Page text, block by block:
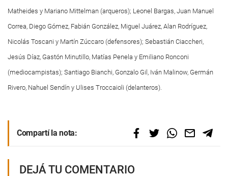
Matheides y Mariano Mittelman (arqueros); Leonel Bargas, Juan Manuel
Correa, Diego Gómez, Fabián González, Miguel Juárez, Alan Rodríguez,
Nicolás Toscani y Martín Zúccaro (defensores); Sebastián Ciaccheri,
Jesús Díaz, Gastón Minutillo, Matías Penela y Emiliano Ronconi
(mediocampistas); Santiago Bianchi, Gonzalo Gil, Iván Malinow, Germán
Rivero, Nahuel Sendín y Ulises Troccaioli (delanteros).
Compartí la nota:
DEJÁ TU COMENTARIO